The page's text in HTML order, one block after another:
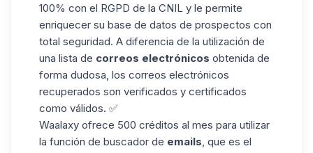
100% con el RGPD de la CNIL y le permite
enriquecer su base de datos de prospectos con
total seguridad. A diferencia de la utilización de
una lista de correos electrónicos obtenida de
forma dudosa, los correos electrónicos
recuperados son verificados y certificados
como válidos. ✅
Waalaxy ofrece 500 créditos al mes para utilizar
la función de buscador de emails, que es el